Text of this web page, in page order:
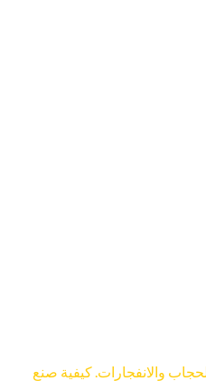
والانفجارات. كيفية صنع